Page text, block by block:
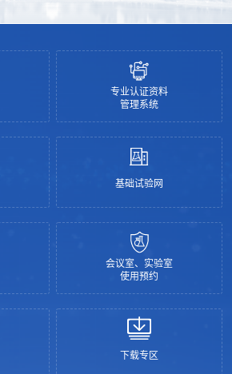
专业认证资料
管理系统
基础试验网
会议室、实验室
使用预约
下载专区